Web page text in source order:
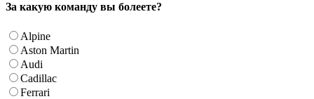
За какую команду вы болеете?
Alpine
Aston Martin
Audi
Cadillac
Ferrari